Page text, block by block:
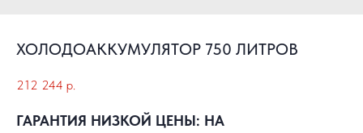
ХОЛОДОАККУМУЛЯТОР 750 ЛИТРОВ
212 244 р.
ГАРАНТИЯ НИЗКОЙ ЦЕНЫ: НА